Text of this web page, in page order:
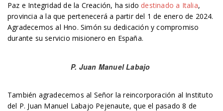
Paz e Integridad de la Creación, ha sido destinado a Italia,
provincia a la que pertenecerá a partir del 1 de enero de 2024.
Agradecemos al Hno. Simón su dedicación y compromiso
durante su servicio misionero en España.
P. Juan Manuel Labajo
También agradecemos al Señor la reincorporación al Instituto
del P. Juan Manuel Labajo Pejenaute, que el pasado 8 de